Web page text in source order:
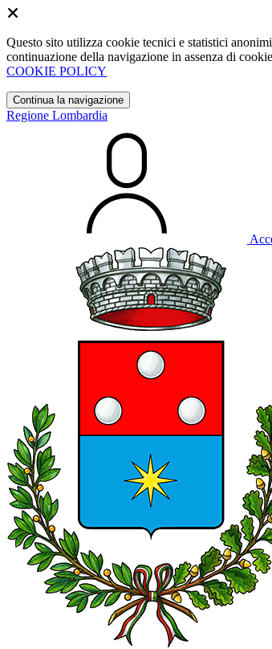
Questo sito utilizza cookie tecnici e statistici
continuazione della navigazione in assenza di
COOKIE POLICY
Continua la navigazione
Regione Lombardia